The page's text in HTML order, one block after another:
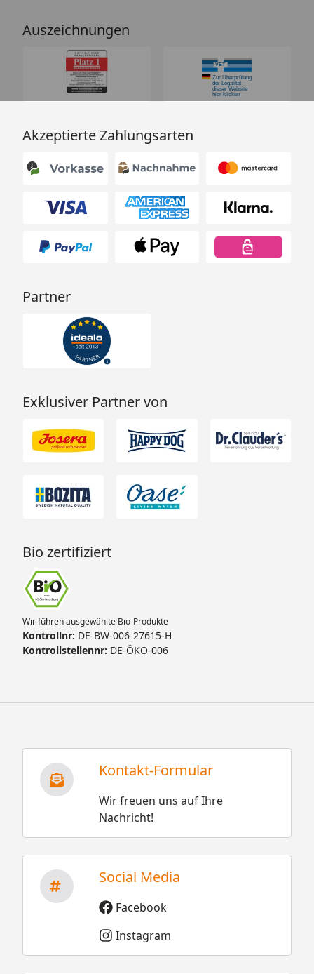
Fazit:Der NOBBY "GOLYO" Edelstahlnapf verbindet
stilvolles Design mit intelligentem Komfort – für ein
sauberes Zuhause und glückliche Haustiere.
Auszeichnungen
Akzeptierte Zahlungsarten
Partner
Exklusiver Partner von
Bio zertifiziert
Wir führen ausgewählte Bio-Produkte
Kontrollnr: DE-BW-006-27615-H
Kontrollstellennr: DE-ÖKO-006
Kontakt-Formular
Wir freuen uns auf Ihre
Nachricht!
Social Media
Facebook
Instagram